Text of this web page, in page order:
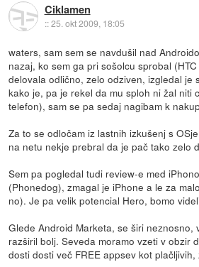
Ciklamen
::25. okt 2009, 18:05
waters, sam sem se navdušil nad
nazaj, ko sem ga pri sošolcu sprobal
delovala odlično, zelo odziven, izgledal je
kako je, pa je rekel da mu sploh ni žal niti
telefon), sam se pa sedaj nagibam k
Za to se odločam iz lastnih izkušenj s
na netu nekje prebral da je pač tako zelo
Sem pa pogledal tudi review-e med
(Phonedog), zmagal je iPhone a le za
no). Je pa velik potencial Hero, bomo
Glede Android Marketa, se širi neznosno,
razširil bolj. Seveda moramo vzeti v obzir
dosti dosti več FREE appsev kot